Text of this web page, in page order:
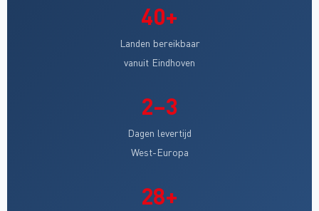
40+
Landen bereikbaar
vanuit Eindhoven
2–3
Dagen levertijd
West-Europa
28+